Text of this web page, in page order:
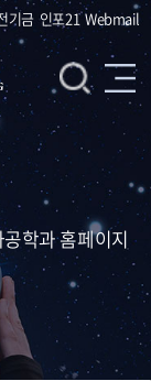
기금 인포21 Webmail
학과 홈페이지